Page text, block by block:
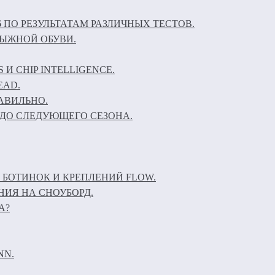
ПО РЕЗУЛЬТАТАМ РАЗЛИЧНЫХ ТЕСТОВ.
ОБУВИ.
CHIP INTELLIGENCE.
СЛЕДУЮЩЕГО СЕЗОНА.
И КРЕПЛЕНИЙ FLOW.
НА СНОУБОРД.